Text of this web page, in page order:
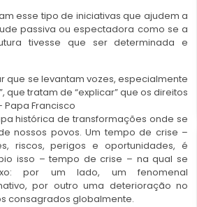
esse tipo de iniciativas que ajudem a
passiva ou espectadora como se a
tivesse que ser determinada e
que se levantam vozes, especialmente
que tratam de “explicar” que os direitos
Papa Francisco
histórica de transformações onde se
nossos povos. Um tempo de crise –
riscos, perigos e oportunidades, é
isso – tempo de crise – na qual se
por um lado, um fenomenal
por outro uma deterioração no
consagrados globalmente.